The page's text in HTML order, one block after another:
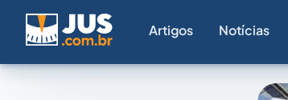
Artigos Notícias